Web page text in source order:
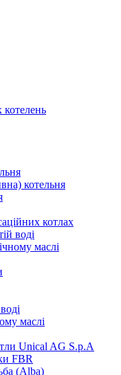
котелень
котельня
котлах
воді
маслі
маслі
Unical AG S.p.A
FBR
(Alba)